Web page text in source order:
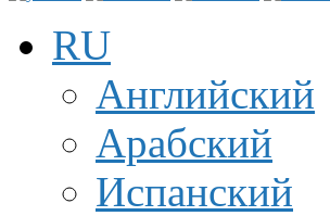
RU
Английский
Арабский
Испанский